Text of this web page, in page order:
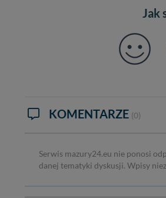
Jak
KOMENTARZE (0)
Serwis mazury24.eu nie ponosi
danej tematyki dyskusji. Wpisy